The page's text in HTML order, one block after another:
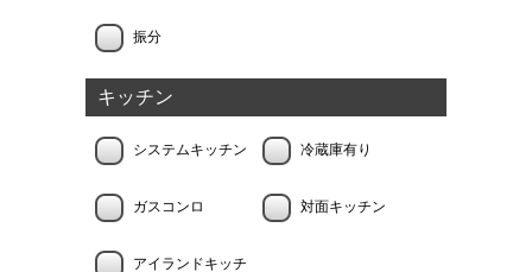
振分
キッチン
システムキッチン 冷蔵庫有り
ガスコンロ 対面キッチン
アイランドキッチ